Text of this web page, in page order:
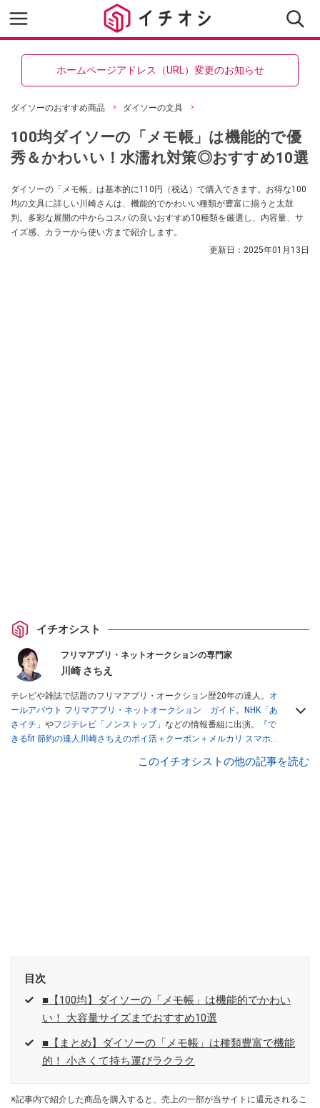
ホームページアドレス（URL）変更のお知らせ
ダイソーのおすすめ商品 ダイソーの文具
100均ダイソーの「メモ帳」は機能的で優
秀＆かわいい！水濡れ対策◎おすすめ10選
ダイソーの「メモ帳」は基本的に110円（税込）で購入できます。お得な100
均の文具に詳しい川崎さんは、機能的でかわいい種類が豊富に揃うと太鼓
判。多彩な展開の中からコスパの良いおすすめ10種類を厳選し、内容量、サ
イズ感、カラーから使い方まで紹介します。
更新日： 2025年01月13日
イチオシスト
フリマアプリ・ネットオークションの専門家
川崎 さちえ
テレビや雑誌で話題のフリマアプリ・オークション歴20年の達人。 オ
ールアバウト フリマアプリ・ネットオークション ガイド。
NHK「あ
さイチ」 やフジテレビ「ノンストップ」 などの情報番組に出演。
『で
きるfit 節約の達人川崎さちえのポイ活＋クーポン＋メルカリ スマホで
スマホ1つでスキマ時間に効率的に稼ぐ！』（翔泳社刊） ほか著書多
このイチオシストの他の記事を読む
目次
■【100均】ダイソーの「メモ帳」は機能的でかわい
い！ 大容量サイズまでおすすめ10選
■【まとめ】ダイソーの「メモ帳」は種類豊富で機能
的！ 小さくて持ち運びラクラク
※記事内で紹介した商品を購入すると、売上の一部が当サイトに還元されるこ